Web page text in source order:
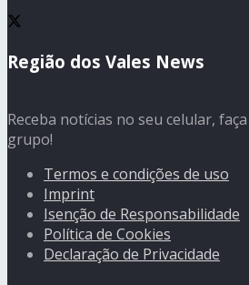
Região dos Vales News
Receba notícias no seu celular,
grupo!
Termos e condições de uso
Imprint
Isenção de Responsabilidade
Política de Cookies
Declaração de Privacidade